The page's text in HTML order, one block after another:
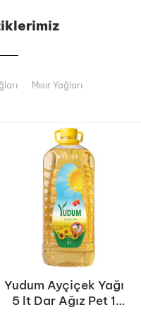
Mısır Yağları
Yudum Ayçiçek Yağı
5 lt Dar Ağız Pet 1